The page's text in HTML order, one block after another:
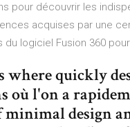
pour découvrir les
acquises par une
logiciel Fusion 360
quickly
où l'on a
minimal design